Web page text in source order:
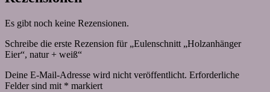
Es gibt noch keine Rezensionen.
Schreibe die erste Rezension für „Eulenschnitt „Holzanhänger
Eier“, natur + weiß“
Deine E-Mail-Adresse wird nicht veröffentlicht. Erforderliche
Felder sind mit * markiert